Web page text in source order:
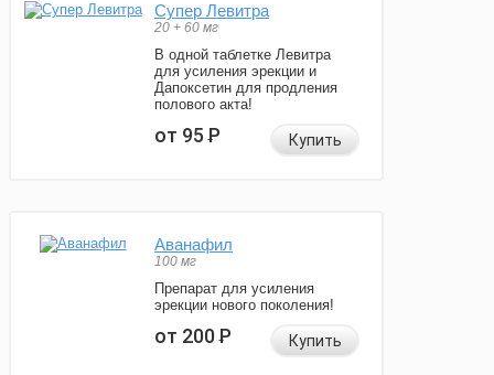
Супер Левитра
20 + 60 мг
В одной таблетке Левитра
для усиления эрекции и
Дапоксетин для продления
полового акта!
от 95Р Купить
Аванафил
100 мг
Препарат для усиления
эрекции нового поколения!
от 200Р Купить